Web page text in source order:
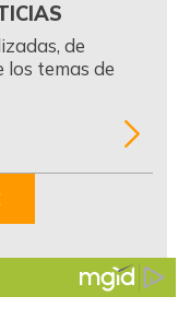
de
los temas de